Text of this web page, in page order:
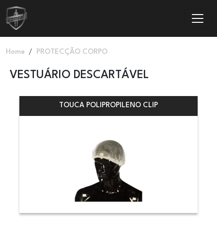
Passar para o conteúdo principal
Navegação estrutural
Home PROTECÇÃO CORPO
VESTUÁRIO DESCARTÁVEL
TOUCA POLIPROPILENO CLIP